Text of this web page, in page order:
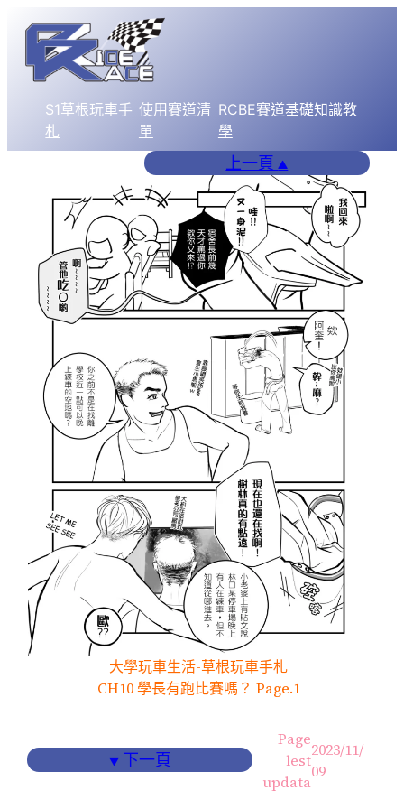
S1草根玩車手
札
使用賽道清
單
RCBE賽道基礎知識教
學
上一頁▲
大學玩車生活-草根玩車手札
CH10 學長有跑比賽嗎？ Page.1
▼下一頁
Page
lest
updata
2023/11/
09